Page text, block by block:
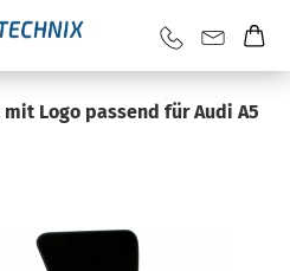
Logo pas­send für Audi A5